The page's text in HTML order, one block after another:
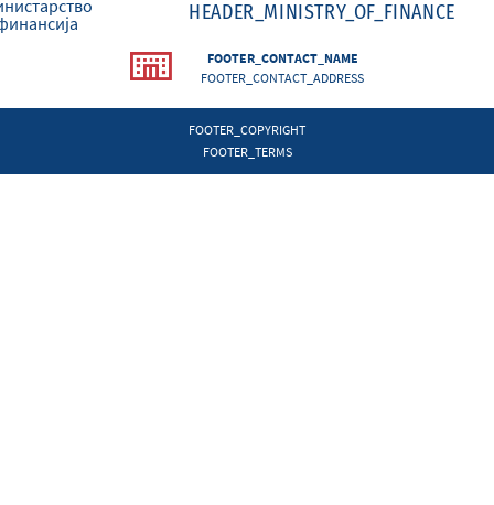
HEADER_MINISTRY_OF_FINANCE
FOOTER_CONTACT_NAME
FOOTER_CONTACT_ADDRESS
FOOTER_COPYRIGHT
FOOTER_TERMS